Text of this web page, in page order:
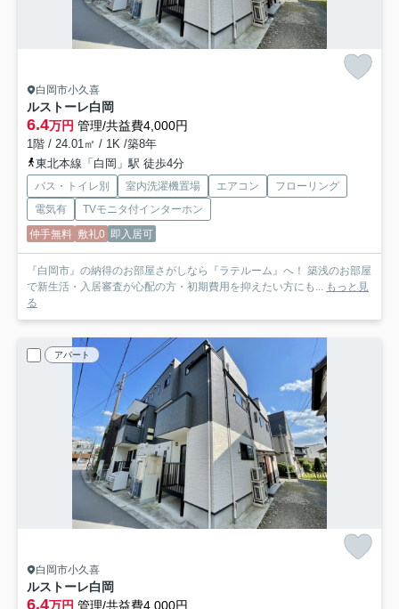
白岡市小久喜
ルストーレ白岡
6.4万円 管理/共益費4,000円
1階 / 24.01㎡ / 1K /築8年
東北本線「白岡」駅 徒歩4分
バス・トイレ別 室内洗濯機置場 エアコン
フローリング
電気有
TVモニタ付インターホン
仲手無料 敷礼0 即入居可
『白岡市』の納得のお部屋さがしなら『ラテルーム』へ！ 築浅のお部屋
で新生活・入居審査が心配の方・初期費用を抑えたい方にも... もっと見
る
アパート
白岡市小久喜
ルストーレ白岡
6.4万円 管理/共益費4,000円